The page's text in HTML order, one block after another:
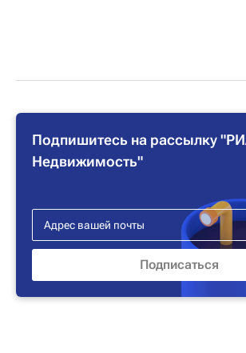
Подпишитесь на рассылку
Недвижимость"